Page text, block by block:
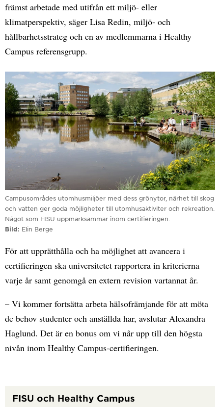
främst arbetade med utifrån ett miljö- eller
klimatperspektiv, säger Lisa Redin, miljö- och
hållbarhetsstrateg och en av medlemmarna i Healthy
Campus referensgrupp.
Campusområdes utomhusmiljöer med dess grönytor, närhet till skog
och vatten ger goda möjligheter till utomhusaktiviter och rekreation.
Något som FISU uppmärksammar inom certifieringen.
Bild
Elin Berge
För att upprätthålla och ha möjlighet att avancera i
certifieringen ska universitetet rapportera in kriterierna
varje år samt genomgå en extern revision vartannat år.
– Vi kommer fortsätta arbeta hälsofrämjande för att möta
de behov studenter och anställda har, avslutar Alexandra
Haglund. Det är en bonus om vi når upp till den högsta
nivån inom Healthy Campus-certifieringen.
FISU och Healthy Campus